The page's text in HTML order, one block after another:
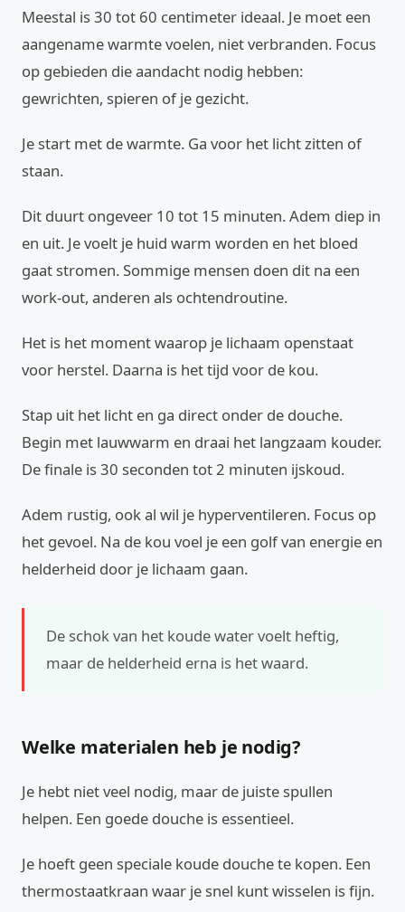
Meestal is 30 tot 60 centimeter ideaal. Je moet een
aangename warmte voelen, niet verbranden. Focus
op gebieden die aandacht nodig hebben:
gewrichten, spieren of je gezicht.
Je start met de warmte. Ga voor het licht zitten of
staan.
Dit duurt ongeveer 10 tot 15 minuten. Adem diep in
en uit. Je voelt je huid warm worden en het bloed
gaat stromen. Sommige mensen doen dit na een
work-out, anderen als ochtendroutine.
Het is het moment waarop je lichaam openstaat
voor herstel. Daarna is het tijd voor de kou.
Stap uit het licht en ga direct onder de douche.
Begin met lauwwarm en draai het langzaam kouder.
De finale is 30 seconden tot 2 minuten ijskoud.
Adem rustig, ook al wil je hyperventileren. Focus op
het gevoel. Na de kou voel je een golf van energie en
helderheid door je lichaam gaan.
De schok van het koude water voelt heftig,
maar de helderheid erna is het waard.
Welke materialen heb je nodig?
Je hebt niet veel nodig, maar de juiste spullen
helpen. Een goede douche is essentieel.
Je hoeft geen speciale koude douche te kopen. Een
thermostaatkraan waar je snel kunt wisselen is fijn.